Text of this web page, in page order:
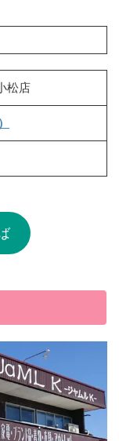
松店